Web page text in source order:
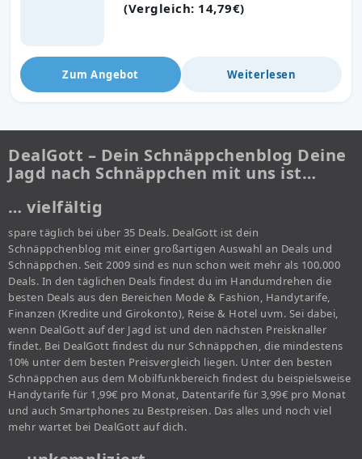
(Vergleich: 14,79€)
Zum Angebot Weiterlesen
DealGott – Dein Schnäppchenblog Deine
Jagd nach Schnäppchen mit uns ist…
… vielfältig
spare täglich bei über 35 Deals. DealGott ist dein
Schnäppchenblog mit einer großartigen Auswahl an Deals und
Schnäppchen. Seit 2009 sind es nun schon weit mehr als 100.000
Deals. In den täglichen Deals findest du im Handumdrehen die
besten Deals aus den Bereichen Mode & Fashion, Handytarife,
Finanzen (Kredite und Girokonto), Reise & Hotel uvm. Sei dabei,
wenn DealGott auf der Jagd ist und den nächsten Preisknaller
findet. Bei DealGott findest du nur Schnäppchen, die mindestens
10% unter dem besten Preisvergleich liegen. Unter den besten
Schnäppchen aus dem Mobilfunkbereich findest du beispielsweise
Handytarife für 1,99€ pro Monat, Datentarife für 3,99€ pro Monat
und auch Smartphones zu Bestpreisen. Das alles und noch viel
mehr wartet bei DealGott auf dich.